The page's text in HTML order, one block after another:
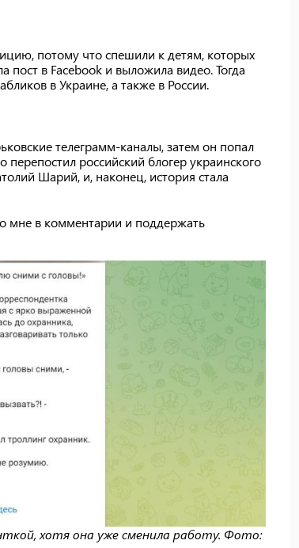
потому что спешили к детям, которых
в Facebook и выложила видео. Тогда
в Украине, а также в России.
телеграмм-каналы, затем он попал
перепостил российский блогер украинского
Шарий, и, наконец, история стала
мне в комментарии и поддержать
хотя она уже сменила работу. Фото: